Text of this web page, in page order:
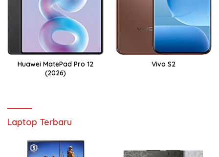
Huawei MatePad Pro 12
(2026)
Vivo S2
Laptop Terbaru